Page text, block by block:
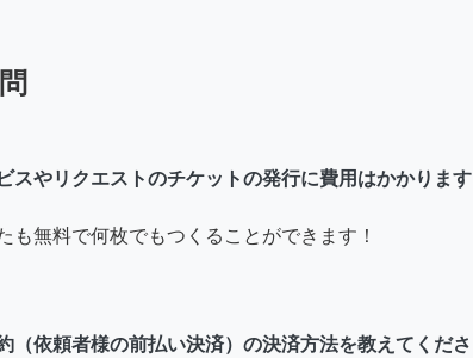
スやリクエストのチケットの発行に費用はかかります
も無料で何枚でもつくることができます！
（依頼者様の前払い決済）の決済方法を教えてくださ